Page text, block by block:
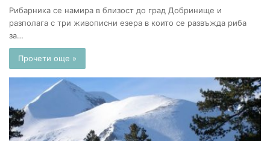
Рибарника се намира в близост до град Добринище и
разполага с три живописни езера в които се развъжда риба
за…
Прочети още »